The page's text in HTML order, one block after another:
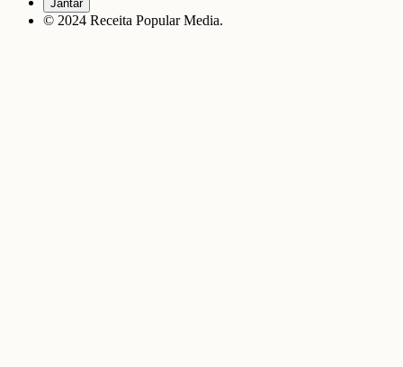
Jantar
© 2024 Receita Popular Media.